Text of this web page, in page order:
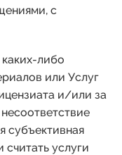
с
либо
или Услуг
и/или за
субъективная
услуги